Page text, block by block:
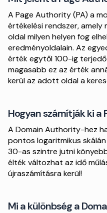
A Page Authority (PA) a
értékelési rendszer,
oldal milyen helyen fog
eredményoldalain. Az
érték egytől 100-ig terjedő
magasabb ez az érték
kerül az adott oldal a
Hogyan számítják ki
A Domain Authority-hez
pontos logaritmikus
30-as szintre jutni
élték változhat az idő
újraszámításra kerül!
Mi a különbség a